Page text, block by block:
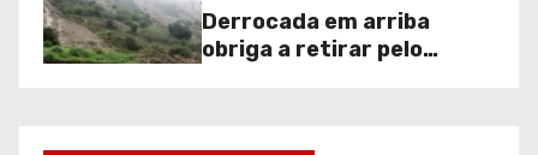
Derrocada em arriba
obriga a retirar pelo